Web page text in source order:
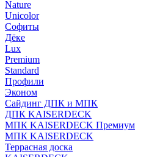
Nature
Unicolor
Софиты
Дёке
Lux
Premium
Standard
Профили
Эконом
Сайдинг ДПК и МПК
ДПК KAISERDECK
МПК KAISERDECK Премиум
МПК KAISERDECK
Террасная доска